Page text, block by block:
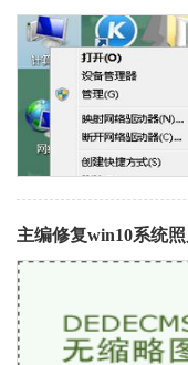
主编修复win10系统